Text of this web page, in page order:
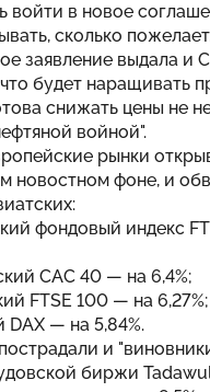
войти в новое
сколько
заявление выдала и
будет наращивать
снижать цены не
войной".
рынки
новостном фоне, и
фондовый индекс
CAC 40 — на 6,4%;
FTSE 100 — на 6,27%;
DAX — на 5,84%.
и
биржи